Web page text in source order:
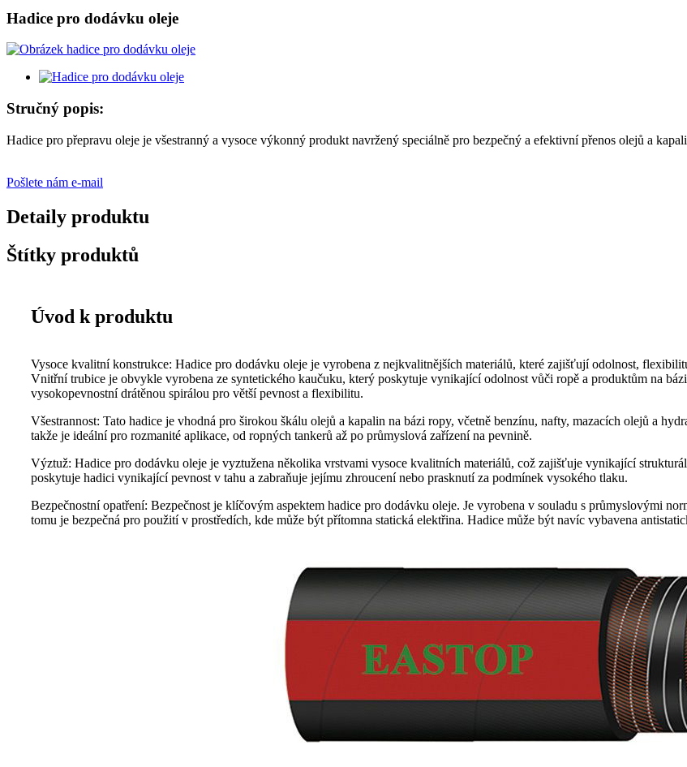
Hadice pro dodávku oleje
Stručný popis:
Hadice pro přepravu oleje je všestranný a vysoce výkonný produkt navržený speciálně pro bezpečný a efektivní přenos olejů a
Pošlete nám e-mail
Detaily produktu
Štítky produktů
Úvod k produktu
Vysoce kvalitní konstrukce: Hadice pro dodávku oleje je vyrobena z nejkvalitnějších materiálů, které zajišťují odolnost,
Vnitřní trubice je obvykle vyrobena ze syntetického kaučuku, který poskytuje vynikající odolnost vůči ropě a produktům na
vysokopevnostní drátěnou spirálou pro větší pevnost a flexibilitu.
Všestrannost: Tato hadice je vhodná pro širokou škálu olejů a kapalin na bázi ropy, včetně benzínu, nafty, mazacích olejů a
takže je ideální pro rozmanité aplikace, od ropných tankerů až po průmyslová zařízení na pevnině.
Výztuž: Hadice pro dodávku oleje je vyztužena několika vrstvami vysoce kvalitních materiálů, což zajišťuje vynikající
poskytuje hadici vynikající pevnost v tahu a zabraňuje jejímu zhroucení nebo prasknutí za podmínek vysokého tlaku.
Bezpečnostní opatření: Bezpečnost je klíčovým aspektem hadice pro dodávku oleje. Je vyrobena v souladu s průmyslovými
tomu je bezpečná pro použití v prostředích, kde může být přítomna statická elektřina. Hadice může být navíc vybavena